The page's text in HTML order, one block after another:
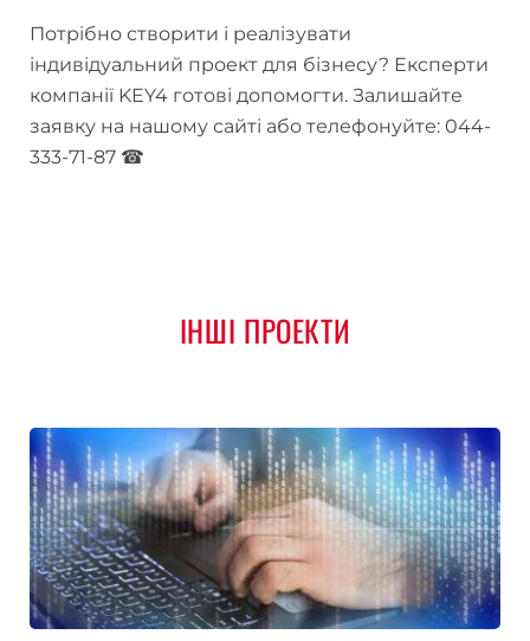
Потрібно створити і реалізувати
індивідуальний проект для бізнесу? Експерти
компанії KEY4 готові допомогти. Залишайте
заявку на нашому сайті або телефонуйте: 044-
333-71-87 ☎
ІНШІ ПРОЕКТИ